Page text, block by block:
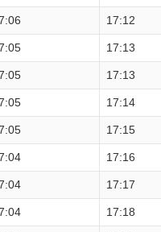
17:12
17:13
17:13
17:14
17:15
17:16
17:17
17:18